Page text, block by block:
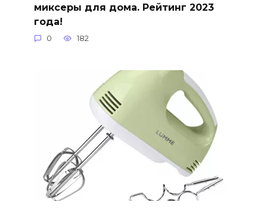
миксеры для дома. Рейтинг 2023
года!
0 182